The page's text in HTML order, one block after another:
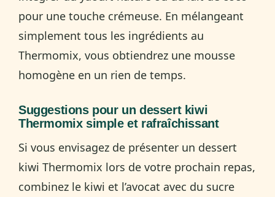
pour une touche crémeuse. En mélangeant
simplement tous les ingrédients au
Thermomix, vous obtiendrez une mousse
homogène en un rien de temps.
Suggestions pour un dessert kiwi
Thermomix simple et rafraîchissant
Si vous envisagez de présenter un dessert
kiwi Thermomix lors de votre prochain repas,
combinez le kiwi et l’avocat avec du sucre